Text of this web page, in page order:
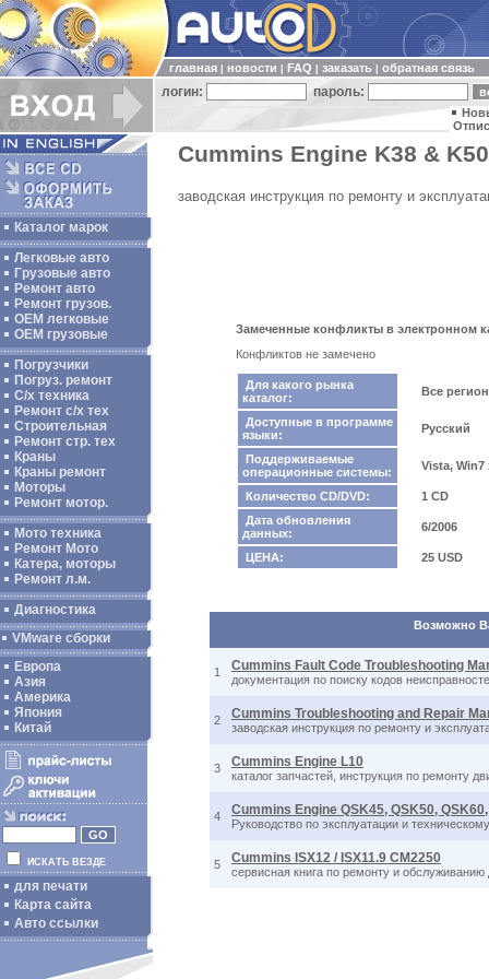
главная новости FAQ заказать обратная связь
логин: пароль:
Каталог марок
Легковые авто
Грузовые авто
Ремонт авто
Ремонт грузов.
ОЕМ легковые
OEM грузовые
Погрузчики
Погруз. ремонт
С/х техника
Ремонт с/х тех
Строительная
Ремонт стр. тех
Краны
Краны ремонт
Моторы
Ремонт мотор.
Мото техника
Ремонт Мото
Катера, моторы
Ремонт л.м.
Диагностика
VMware сборки
Европа
Азия
Америка
Япония
Китай
ИСКАТЬ ВЕЗДЕ
для печати
Карта сайта
Авто ссылки
Cummins Engine K38 &
заводская инструкция по ремонту и
Замеченные конфликты в электронном
Конфликтов не замечено
Для какого рынка
каталог:
Все
Доступные в программе
языки:
Русский
Поддерживаемые
операционные системы:
Vista, Win7
Количество CD/DVD:
1 CD
Дата обновления
данных:
6/2006
ЦЕНА: 25 USD
Возможно
1 Cummins Fault Code Troubleshooting
документация по поиску кодов
2 Cummins Troubleshooting and Repair
заводская инструкция по ремонту и
3 Cummins Engine L10
каталог запчастей, инструкция по ремонту
4 Cummins Engine QSK45, QSK50,
Руководство по эксплуатации и
5 Cummins ISX12 / ISX11.9 CM2250
сервисная книга по ремонту и